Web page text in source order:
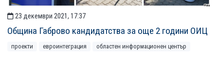
23 декември 2021, 17:37
Община Габрово кандидатства за още 2 години ОИЦ
проекти евроинтеграция областен информационен център